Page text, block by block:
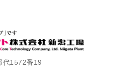
代1572番19